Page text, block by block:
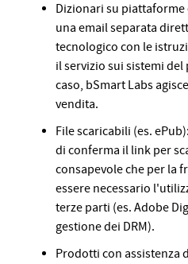
Dizionari su piattaforme
una email separata
tecnologico con le
il servizio sui sistemi
caso, bSmart Labs
vendita.
File scaricabili (es.
di conferma il link per
consapevole che per la
essere necessario
terze parti (es. Adobe
gestione dei DRM).
Prodotti con assistenza